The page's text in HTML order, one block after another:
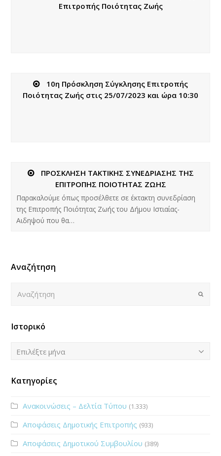
Επιτροπής Ποιότητας Ζωής
10η Πρόσκληση Σύγκλησης Επιτροπής
Ποιότητας Ζωής στις 25/07/2023 και ώρα 10:30
ΠΡΟΣΚΛΗΣΗ ΤΑΚΤΙΚΗΣ ΣΥΝΕΔΡΙΑΣΗΣ ΤΗΣ
ΕΠΙΤΡΟΠΗΣ ΠΟΙΟΤΗΤΑΣ ΖΩΗΣ
Παρακαλούμε όπως προσέλθετε σε έκτακτη συνεδρίαση
της Επιτροπής Ποιότητας Ζωής του Δήμου Ιστιαίας-
Αιδηψού που θα…
Αναζήτηση
Submit
Ιστορικό
Ιστορικό
Επιλέξτε μήνα
Κατηγορίες
Ανακοινώσεις – Δελτία Τύπου (1.333)
Αποφάσεις Δημοτικής Επιτροπής (933)
Αποφάσεις Δημοτικού Συμβουλίου (389)